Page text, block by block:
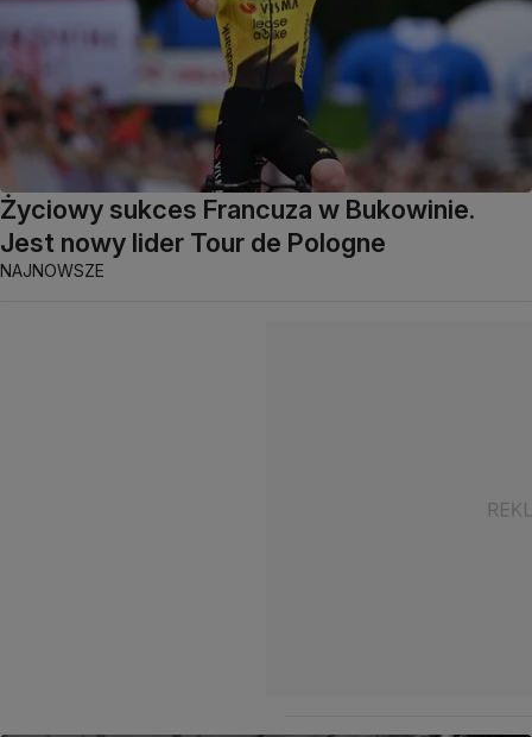
Życiowy sukces Francuza w Bukowinie.
Jest nowy lider Tour de Pologne
NAJNOWSZE